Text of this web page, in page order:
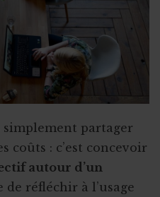
simplement partager
coûts : c’est concevoir
autour d’un
de réfléchir à l’usage